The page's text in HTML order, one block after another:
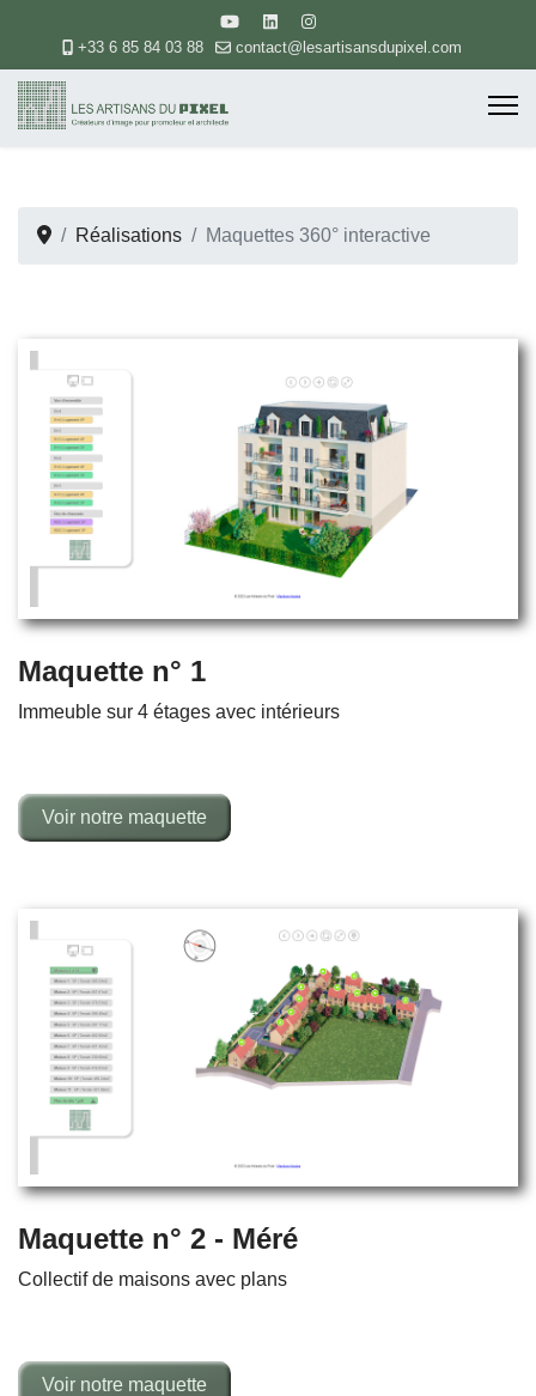
+33 6 85 84 03 88 contact@lesartisansdupixel.com
Réalisations Maquettes 360° interactive
Maquette n° 1
Immeuble sur 4 étages avec intérieurs
Voir notre maquette
Maquette n° 2 - Méré
Collectif de maisons avec plans
Voir notre maquette